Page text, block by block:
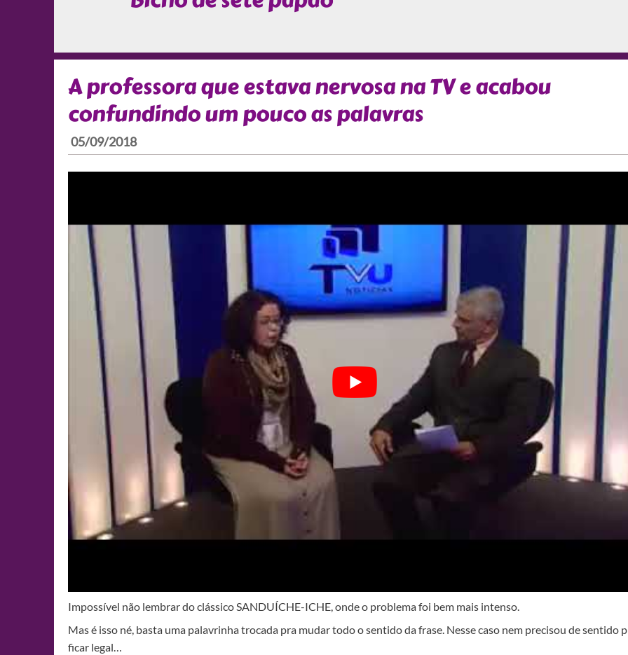
A professora que estava nervosa na TV e acabou
confundindo um pouco as palavras
05/09/2018
Impossível não lembrar do clássico SANDUÍCHE-ICHE, onde o problema foi bem mais intenso.
Mas é isso né, basta uma palavrinha trocada pra mudar todo o sentido da frase. Nesse caso nem precisou de sentido
ficar legal…